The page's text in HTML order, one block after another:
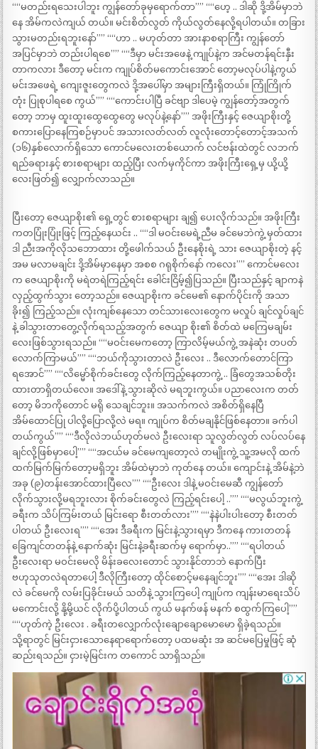
““မတည်းရသေးပါဘူး ကျွန်တော်ခုမှရောက်တာ”” ““ဟေ့ .. ဒါဆို ဒို့အိမ်မှာဘဲ
နေ အိမ်ကလဲကျယ် တယ်။ မင်းစိတ်လွတ် ကိုယ်လွတ်နေလို့ရပါတယ်။ တခြား
သွားမတည်းရဘူးနော်”” ““ဟာ .. မဟုတ်တာ အားနာစရာကြီး ကျွန်တော်
အပြင်မှာဘဲ တည်းပါရစေ”” ““ဒီမှာ မင်းအဖေနဲ့ ကျုပ်နဲ့က အင်မတန်ရင်းနှီး
တာကလား ဒီတော့ မင်းက ကျုပ်စိတ်မကောင်းအောင် တော့မလုပ်ပါနဲ့ကွယ်
မင်းအဖေရဲ့ ကျေးဇူးတွေကလဲ ဒို့အပေါ်မှာ အများကြီးရှိတယ်။ ကြုံကြိုက်
တုံး ပြုစုပါရစေ ကွယ်”” ““ကောင်းပါပြီ ခင်ဗျာ ဒါပေမဲ့ ကျွန်တော့်အတွက်
တော့ ဘာမှ ထူးထူးထွေထွေတွေ မလုပ်နဲ့နော်”” အဖိုးကြီးနှင့် ဇေယျာစိုးတို့
စကားပြောနေကြစဉ်မှာပင် အသားလတ်လတ် လူလုံးတောင့်တောင့်အသက်
(၁၆)နှစ်လောက်ရှိသော ကောင်မလေးတစ်ယောက် လင်ဗန်းထဲတွင် လဘက်
ရည်ခရားနှင့် စားစရာများ ထည့်ပြီး လက်မှကိုင်ကာ အဖိုးကြီးရှေ့မှ ယို့ယို့
လေးဖြတ်၍ လျှောက်လာသည်။
ပြီးတော့ ဇေယျာစိုး၏ ရှေ့တွင် စားစရာများ ချ၍ ပေးလိုက်သည်။ အဖိုးကြီး
ကတပြုံးပြုံးဖြင့် ကြည့်နေယင်း .. ““ဒါ မဝင်းမေရဲ့ညီမ ခင်မေဘဲကွဲ့ မှတ်ထား
ဒါ ညီးအကိုလိုသဘောထား တို့ဖေါက်သယ် ဦးနေစိုးရဲ့ သား ဇေယျာစိုးတဲ့ နင့်
အမ မလာမချင်း ဒို့အိမ်မှာနေမှာ အစစ ဂရုစိုက်နော် ကလေး”” ကောင်မလေး
က ဇေယျာစိုးကို မရဲတရဲကြည့်ရင်း ခေါင်းငြိမ့်၍ပြသည်။ ပြီးသည်နှင့် ချာကနဲ
လှည့်ထွက်သွား တော့သည်။ ဇေယျာစိုးက ခင်မေ၏ နောက်ပိုင်းကို အသာ
ခိုး၍ ကြည့်သည်။ လုံးကျစ်နေသော တင်သားလေးတွေက မလှုပ် ချင်လှုပ်ချင်
နဲ့ ခါသွားတာတွေ့လိုက်ရသည့်အတွက် ဇေယျာ စိုး၏ စိတ်ထဲ မကြေမချမ်း
လေးဖြစ်သွားရသည်။ ““မဝင်းမေကတော့ ကြာလိမ့်မယ်ကွဲ့ အနဲဆုံး တပတ်
လောက်ကြာမယ်”” ““ဘယ်ကိုသွားတာလဲ ဦးလေး .. ဒီလောက်တောင်ကြာ
ရအောင်”” ““လိမ္မော်စိုက်ခင်းတွေ လိုက်ကြည့်နေတာကွဲ့ .. ခြံတွေအသစ်တိုး
ထားတာရှိတယ်လေ။ အဒေါ်နဲ့ သွားဆိုလဲ မရဘူးကွယ်။ ပညာလေးက တတ်
တော့ မိဘကိုတောင် မရို သေချင်ဘူး။ အသက်ကလဲ အစိတ်ရှိနေပြီ
အိမ်ထောင်ပြု ပါလို့ပြောလို့လဲ မရ။ ကျုပ်က စိတ်မချနိုင်ဖြစ်နေတာ။ ခက်ပါ
တယ်ကွယ်”” ““ဒီလိုလဲဘယ်ဟုတ်မလဲ ဦးလေးရာ သူလွတ်လွတ် လပ်လပ်နေ
ချင်လို့ဖြစ်မှာပေါ့”” ““အငယ်မ ခင်မေကျတော့လဲ တမျိုးကွဲ့ သူ့အမလို ထက်
ထက်မြက်မြက်တော့မရှိဘူး အိမ်ထဲမှာဘဲ ကုတ်နေ တယ်။ ကျောင်းနဲ့ အိမ်နဲ့ဘဲ
အခု (၉)တန်းအောင်ထားပြီလေ”” ““ဦးလေး ဒါနဲ့ မဝင်းမေဆီ ကျွန်တော်
လိုက်သွားလို့မရဘူးလား စိုက်ခင်းတွေလဲ ကြည့်ရင်းပေါ့ ..”” ““မလွယ်ဘူးကွဲ့
ခရီးက သိပ်ကြမ်းတယ် မြင်းရော စီးတတ်လား”” ““နဲနဲပါးပါးတော့ စီးတတ်
ပါတယ် ဦးလေးရ”” ““အေး ဒီခရီးက မြင်းနဲ့သွားရမှာ ဒီကနေ ကားတတန်
ခြေကျင်တတန်နဲ့ နောက်ဆုံး မြင်းနဲ့ခရီးဆက်မှ ရောက်မှာ..”” ““ရပါတယ်
ဦးလေးရာ မဝင်းမေလို မိန်းခလေးတောင် သွားနိုင်တာဘဲ နောက်ပြီး
ဗဟုသုတလဲရတာပေါ့ ဒီလိုကြီးတော့ ထိုင်စောင့်မနေချင်ဘူး”” ““အေး ဒါဆို
လဲ ခင်မေကို လမ်းပြခိုင်းမယ် သတိနဲ့ သွားကြပေါ့ ကျုပ်က ကျန်းမာရေးသိပ်
မကောင်းလို့ နို့မို့ယင် လိုက်ပို့ပါတယ် ကွယ် မနက်ဖန် မနက် စထွက်ကြပေါ့””
““ဟုတ်ကဲ့ ဦးလေး . ခရီးတလျှောက်လုံးချောချောမောမော ရှိခဲ့ရသည်။
သို့ရာတွင် မြင်းငှားသောနေရာရောက်တော့ ပထမဆုံး အ ဆင်မပြေမှုဖြင့် ဆုံ
ဆည်းရသည်။ ငှားမဲ့မြင်းက တကောင် သာရှိသည်။